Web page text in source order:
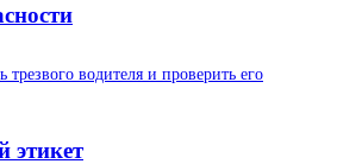
трезвого водителя и проверить его
этикет